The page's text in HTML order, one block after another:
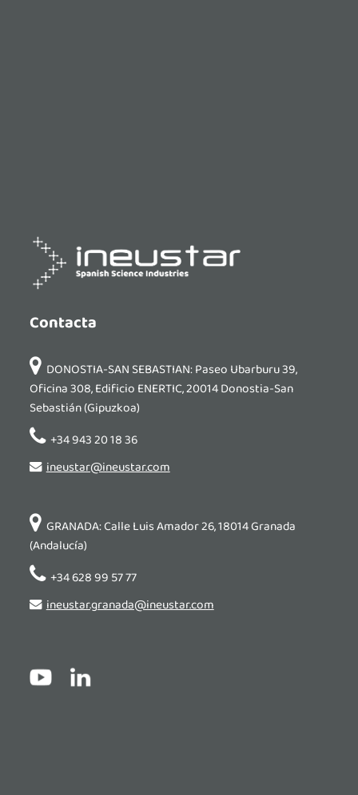
Contacta
DONOSTIA-SAN SEBASTIAN: Paseo Ubarburu 39,
Oficina 308, Edificio ENERTIC, 20014 Donostia-San
Sebastián (Gipuzkoa)
+34 943 20 18 36
ineustar@ineustar.com
GRANADA: Calle Luis Amador 26, 18014 Granada
(Andalucía)
+34 628 99 57 77
ineustar.granada@ineustar.com